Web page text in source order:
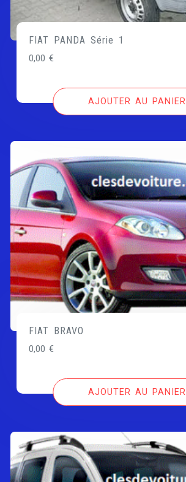
FIAT PANDA Série 1
0,00€
AJOUTER AU PANIER
FIAT BRAVO
0,00€
AJOUTER AU PANIER